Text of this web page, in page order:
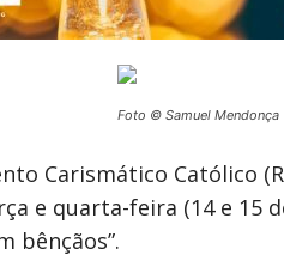
Foto © Samuel Mendonça
Carismático Católico
e quarta-feira (14 e 15
bênçãos”.